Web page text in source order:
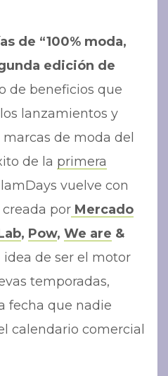
de “100% moda,
edición de
de beneficios que
lanzamientos y
de moda del
de la primera
vuelve con
por Mercado
, Pow, We are &
idea de ser el motor
temporadas,
fecha que nadie
calendario comercial